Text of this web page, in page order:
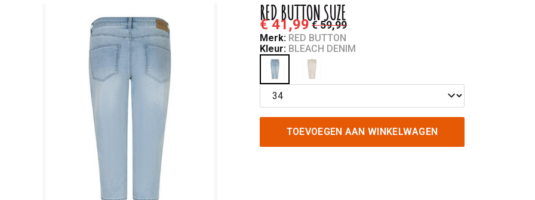
RED BUTTON SUZE
€ 41,99€ 59,99
Merk: RED BUTTON
Kleur: BLEACH DENIM
TOEVOEGEN AAN WINKELWAGEN